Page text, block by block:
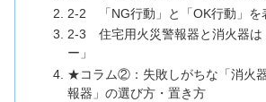
2-2 「NG行動」と「OK行動」を
2-3 住宅用火災警報器と消火器は
ー」
★コラム②：失敗しがちな「消火
報器」の選び方・置き方